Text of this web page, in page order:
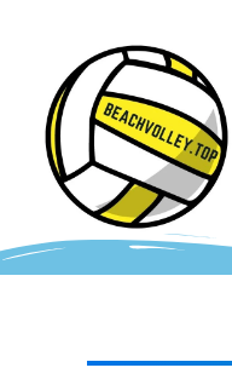
contenuto